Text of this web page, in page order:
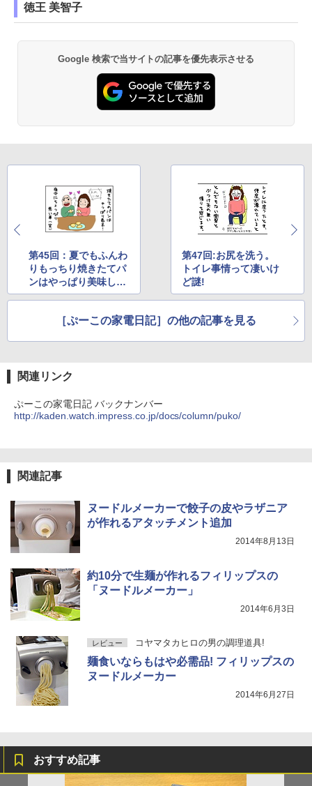
徳王 美智子
Google 検索で当サイトの記事を優先表示させる
第45回：夏でもふんわ
りもっちり焼きたてパ
ンはやっぱり美味しい
の巻
第47回:お尻を洗う。
トイレ事情って凄いけ
ど謎!
［ぷーこの家電日記］の他の記事を見る
関連リンク
ぷーこの家電日記 バックナンバー
http://kaden.watch.impress.co.jp/docs/column/puko/
関連記事
ヌードルメーカーで餃子の皮やラザニア
が作れるアタッチメント追加
2014年8月13日
約10分で生麺が作れるフィリップスの
「ヌードルメーカー」
2014年6月3日
レビュー コヤマタカヒロの男の調理道具!
麺食いならもはや必需品! フィリップスの
ヌードルメーカー
2014年6月27日
おすすめ記事